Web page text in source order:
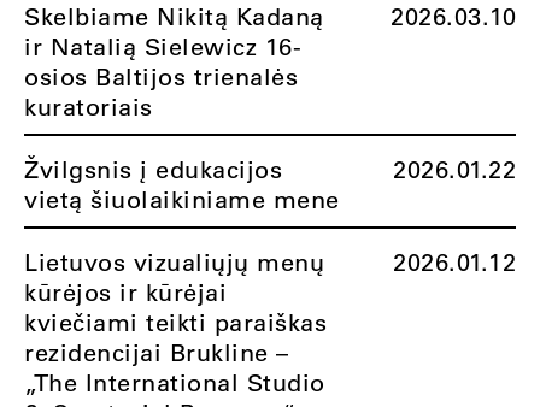
Skelbiame Nikitą Kadaną
ir Natalią Sielewicz 16-
osios Baltijos trienalės
kuratoriais
2026.03.10
Žvilgsnis į edukacijos
vietą šiuolaikiniame mene
2026.01.22
Lietuvos vizualiųjų menų
kūrėjos ir kūrėjai
kviečiami teikti paraiškas
rezidencijai Brukline –
„The International Studio
2026.01.12